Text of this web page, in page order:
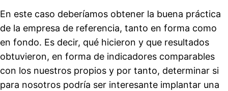
En este caso deberíamos obtener la buena práctica
de la empresa de referencia, tanto en forma como
en fondo. Es decir, qué hicieron y que resultados
obtuvieron, en forma de indicadores comparables
con los nuestros propios y por tanto, determinar si
para nosotros podría ser interesante implantar una